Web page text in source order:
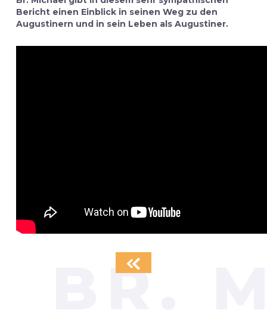
Bericht einen Einblick in seinen Weg zu den
Augustinern und in sein Leben als Augustiner.
BR.